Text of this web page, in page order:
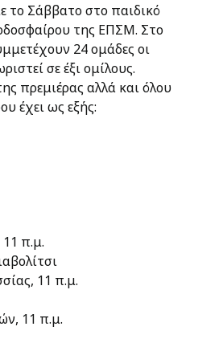
το Σάββατο στο παιδικό
της ΕΠΣΜ. Στο
24 ομάδες οι
σε έξι ομίλους.
πρεμιέρας αλλά και όλου
έχει ως εξής:
π.μ.
11 π.μ.
11 π.μ.